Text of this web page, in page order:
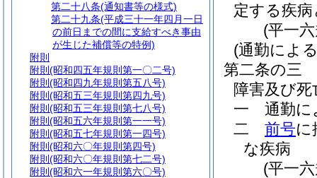
定する疾
(平一
(通勤によ
第二条の三
障害及び
一
通勤に
二
前号に
な疾病
(平一
第二十八条(通知書等の様式)
第二十九条(平成三十一年四月一日
の前日までの間に支給すべき事由
が生じた補償等の特例)
附則
附則 (昭和四五年規則第一〇二号)
附則 (昭和四九年規則第五八号)
附則 (昭和五三年規則第四九号)
附則 (昭和五三年規則第七八号)
附則 (昭和五六年規則第一一号)
附則 (昭和五七年規則第一四号)
附則 (昭和六〇年規則第四号)
附則 (昭和六〇年規則第七二号)
附則 (昭和六一年規則第六〇号)